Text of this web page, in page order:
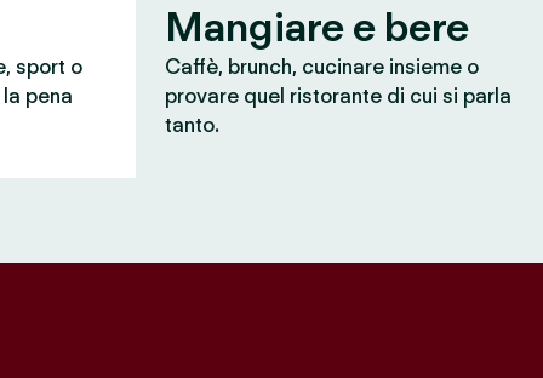
sport o
pena
Mangiare e bere
Caffè, brunch, cucinare insieme o
provare quel ristorante di cui si parla
tanto.